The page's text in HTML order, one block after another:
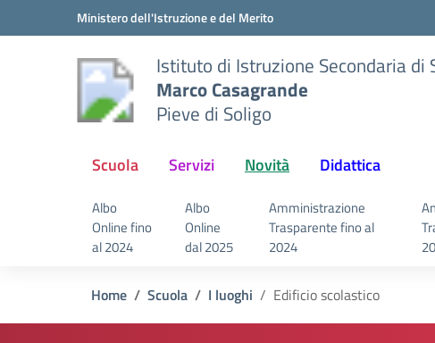
Vai ai contenuti
Vai al menu di navigazioneMinistero dell'Istruzione e del Merito
Istituto di Istruzione Secondaria di
Marco Casagrande
Pieve di Soligo
Scuola Servizi Novità Didattica
Albo
Online fino
al 2024
Albo
Online
dal 2025
Amministrazione
Trasparente fino al
2024
Home Scuola I luoghi Edificio scolastico